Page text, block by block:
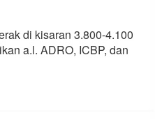
di kisaran 3.800-4.100
a.l. ADRO, ICBP, dan